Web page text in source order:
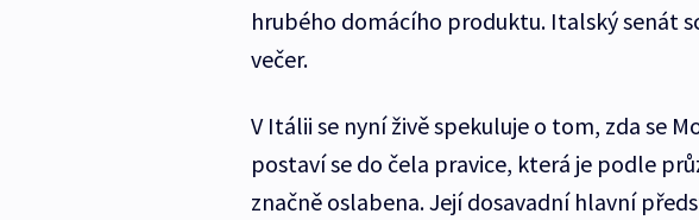
hrubého domácího produktu. Italský senát
večer.
V Itálii se nyní živě spekuluje o tom, zda se
postaví se do čela pravice, která je podle
značně oslabena. Její dosavadní hlavní